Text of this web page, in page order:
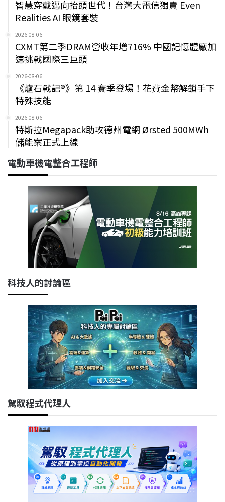
智慧穿戴邁向抬頭世代！台灣大電信獨賣 Even
Realities AI 眼鏡套裝
2026-08-06
CXMT第二季DRAM營收年增716% 中國記憶體廠加
速挑戰國際三巨頭
2026-08-06
《爐石戰記®》第 14 賽季登場！花費金幣解鎖手下
特殊技能
2026-08-06
特斯拉Megapack助攻德州電網 Ørsted 500MWh
儲能案正式上線
電動車機電整合工程師
科技人的討論區
駕馭程式代理人